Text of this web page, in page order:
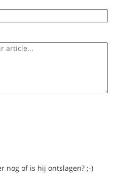
nog of is hij ontslagen? ;-)